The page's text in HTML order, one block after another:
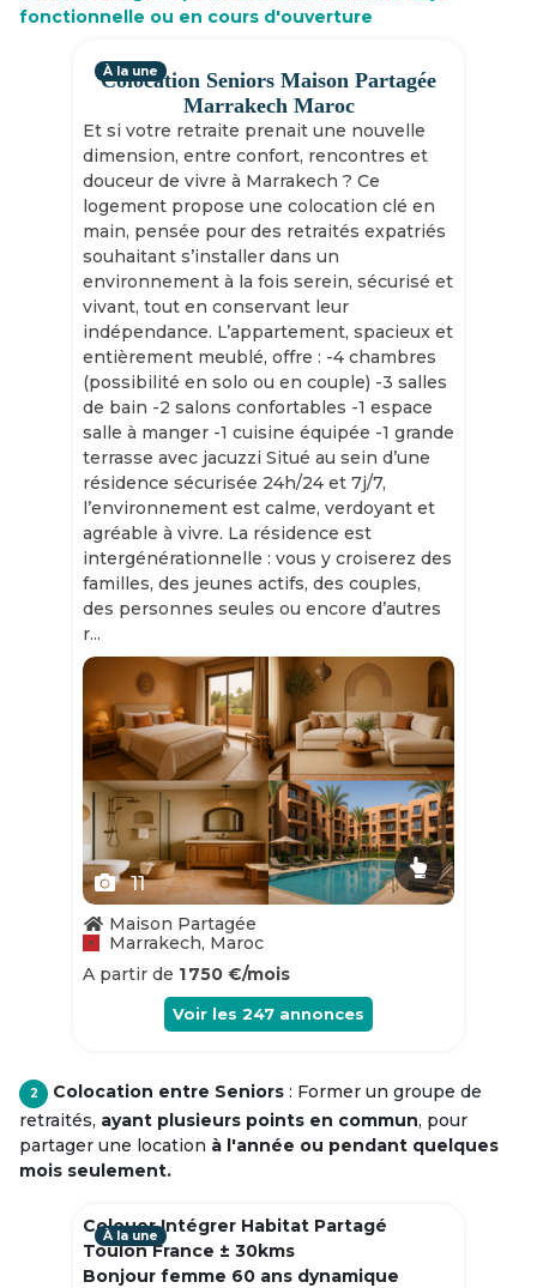
fonctionnelle ou en cours d'ouverture
Colocation Seniors Maison Partagée
Marrakech Maroc
Et si votre retraite prenait une nouvelle
dimension, entre confort, rencontres et
douceur de vivre à Marrakech ? Ce
logement propose une colocation clé en
main, pensée pour des retraités expatriés
souhaitant s’installer dans un
environnement à la fois serein, sécurisé et
vivant, tout en conservant leur
indépendance. L’appartement, spacieux et
entièrement meublé, offre : -4 chambres
(possibilité en solo ou en couple) -3 salles
de bain -2 salons confortables -1 espace
salle à manger -1 cuisine équipée -1 grande
terrasse avec jacuzzi Situé au sein d’une
résidence sécurisée 24h/24 et 7j/7,
l’environnement est calme, verdoyant et
agréable à vivre. La résidence est
intergénérationnelle : vous y croiserez des
familles, des jeunes actifs, des couples,
des personnes seules ou encore d’autres
r...
À la une
Slide 1 of 11
11
Maison Partagée
Marrakech, Maroc
A partir de 1 750 €/mois
Voir les 247 annonces
2 Colocation entre Seniors : Former un groupe de
retraités, ayant plusieurs points en commun, pour
partager une location à l'année ou pendant quelques
mois seulement.
Colouer Intégrer Habitat Partagé
Toulon France ± 30kms
Bonjour femme 60 ans dynamique
À la une